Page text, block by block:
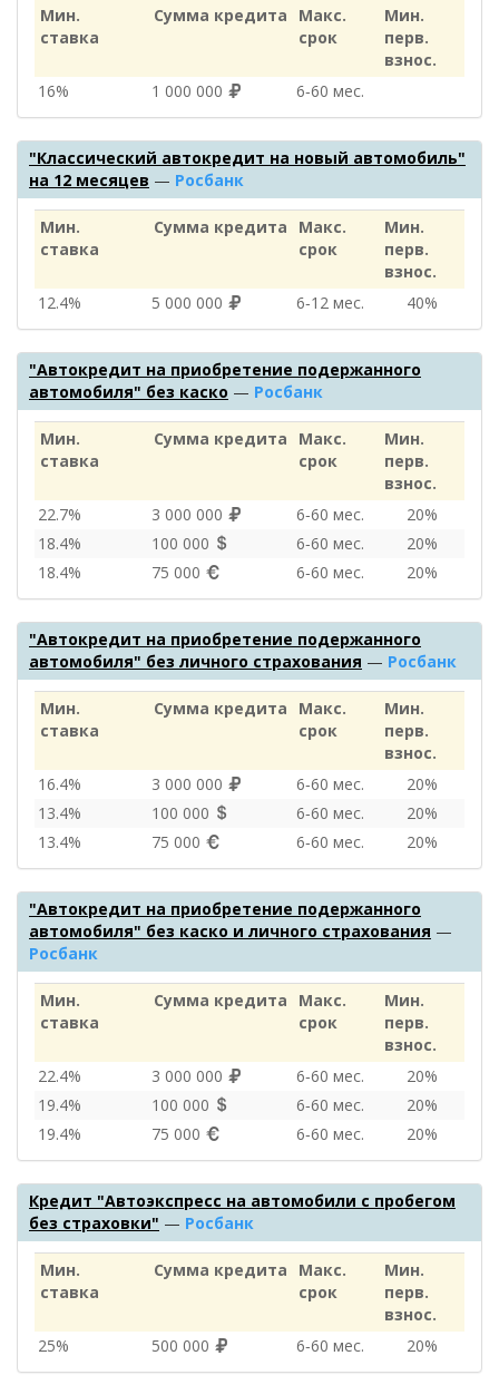
Мин.
ставка
Сумма кредита
Макс.
срок
Мин.
перв.
взнос.
16%
1 000 000 6‑60 мес.
"Классический автокредит на новый автомобиль"
на 12 месяцев — Росбанк
Мин.
ставка
Сумма кредита
Макс.
срок
Мин.
перв.
взнос.
12.4%
5 000 000 6‑12 мес. 40%
"Автокредит на приобретение подержанного
автомобиля" без каско — Росбанк
Мин.
ставка
Сумма кредита
Макс.
срок
Мин.
перв.
взнос.
22.7%
3 000 000 6‑60 мес.
20%
18.4%
100 000 6‑60 мес.
20%
18.4%
75 000 6‑60 мес. 20%
"Автокредит на приобретение подержанного
автомобиля" без личного страхования — Росбанк
Мин.
ставка
Сумма кредита
Макс.
срок
Мин.
перв.
взнос.
16.4%
3 000 000 6‑60 мес.
20%
13.4%
100 000 6‑60 мес.
20%
13.4%
75 000 6‑60 мес. 20%
"Автокредит на приобретение подержанного
автомобиля" без каско и личного страхования —
Росбанк
Мин.
ставка
Сумма кредита
Макс.
срок
Мин.
перв.
взнос.
22.4%
3 000 000 6‑60 мес.
20%
19.4%
100 000 6‑60 мес.
20%
19.4%
75 000 6‑60 мес. 20%
Кредит "Автоэкспресс на автомобили с пробегом
без страховки" — Росбанк
Мин.
ставка
Сумма кредита
Макс.
срок
Мин.
перв.
взнос.
25%
500 000 6‑60 мес. 20%